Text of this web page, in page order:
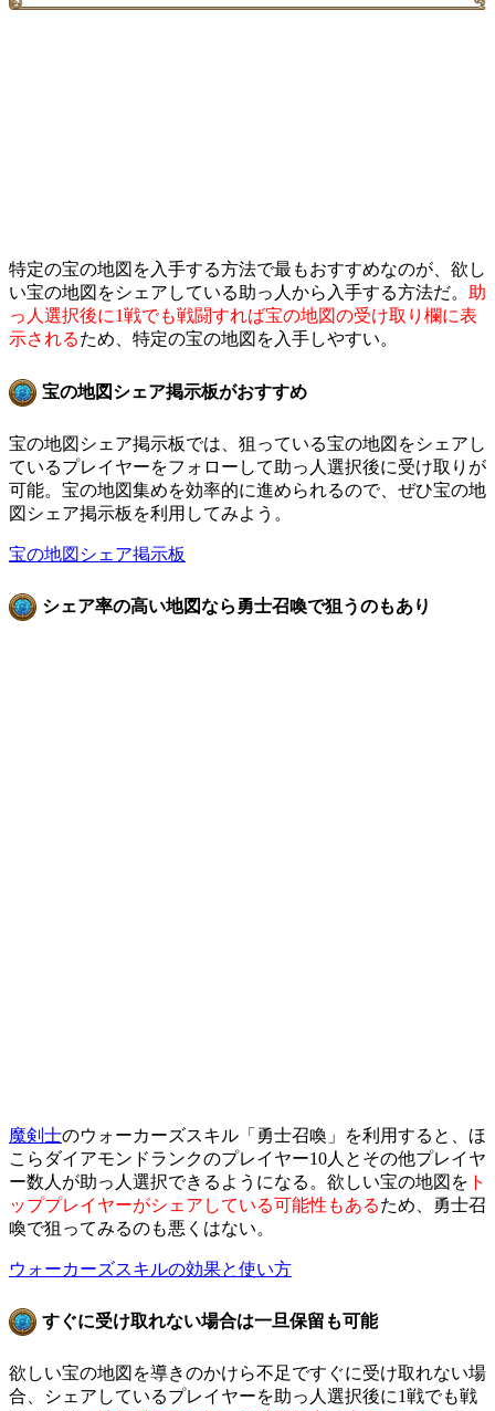
特定の宝の地図を入手する方法で最もおすすめなのが、欲し
い宝の地図をシェアしている助っ人から入手する方法だ。
助
っ人選択後に1戦でも戦闘すれば宝の地図の受け取り欄に表
示されるため、特定の宝の地図を入手しやすい。
宝の地図シェア掲示板がおすすめ
宝の地図シェア掲示板では、狙っている宝の地図をシェアし
ているプレイヤーをフォローして助っ人選択後に受け取りが
可能。宝の地図集めを効率的に進められるので、ぜひ宝の地
図シェア掲示板を利用してみよう。
宝の地図シェア掲示板
シェア率の高い地図なら勇士召喚で狙うのもあり
魔剣士のウォーカーズスキル「勇士召喚」を利用すると、ほ
こらダイアモンドランクのプレイヤー10人とその他プレイヤ
ー数人が助っ人選択できるようになる。欲しい宝の地図を ト
ッププレイヤーがシェアしている可能性もあるため、勇士召
喚で狙ってみるのも悪くはない。
ウォーカーズスキルの効果と使い方
すぐに受け取れない場合は一旦保留も可能
欲しい宝の地図を導きのかけら不足ですぐに受け取れない場
合、シェアしているプレイヤーを助っ人選択後に1戦でも戦